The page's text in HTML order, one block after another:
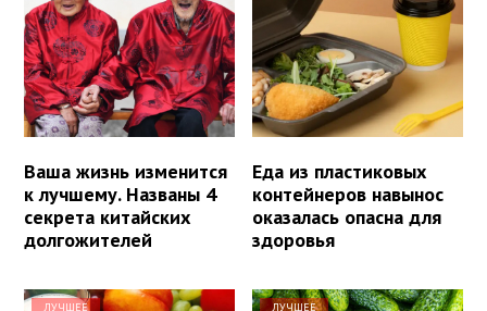
Ваша жизнь изменится
к лучшему. Названы 4
секрета китайских
долгожителей
Еда из пластиковых
контейнеров навынос
оказалась опасна для
здоровья
ЛУЧШЕЕ ЛУЧШЕЕ